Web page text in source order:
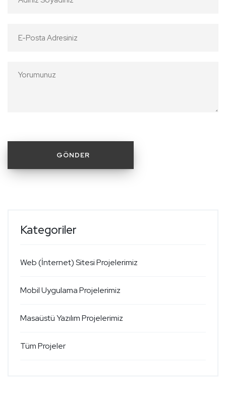
Kategoriler
Web (İnternet) Sitesi Projelerimiz
Mobil Uygulama Projelerimiz
Masaüstü Yazılım Projelerimiz
Tüm Projeler